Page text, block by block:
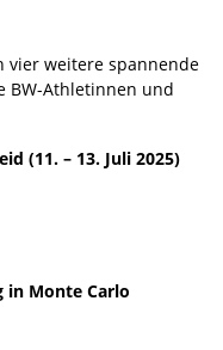
vier weitere spannende
BW-Athletinnen und
(11. – 13. Juli 2025)
in Monte Carlo